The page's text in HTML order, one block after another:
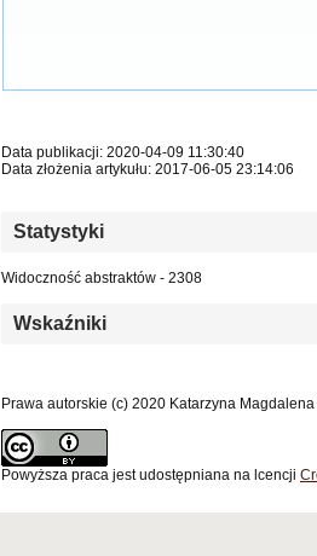
Data publikacji: 2020-04-09 11:30:40
Data złożenia artykułu: 2017-06-05 23:14:06
Statystyki
Widoczność abstraktów - 2308
Wskaźniki
Prawa autorskie (c) 2020 Katarzyna
Powyższa praca jest udostępniana na lcencji